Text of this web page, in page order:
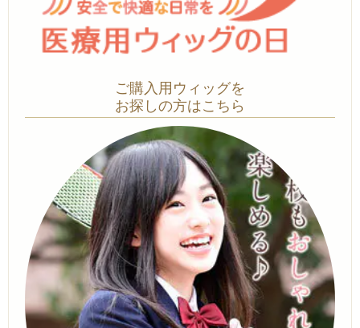
ご購入用ウィッグを
お探しの方はこちら